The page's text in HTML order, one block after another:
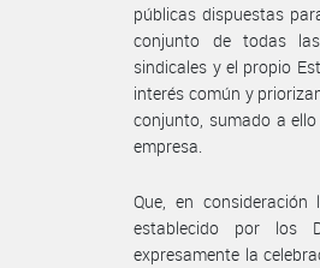
públicas dispuestas
conjunto de todas las
sindicales y el propio
interés común y
conjunto, sumado a
empresa.
Que, en
establecido por los
expresamente la